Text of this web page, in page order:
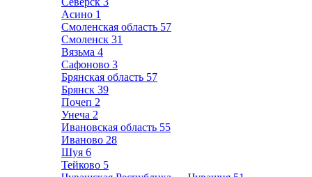
Асино 1
Смоленская область 57
Смоленск 31
Вязьма 4
Сафоново 3
Брянская область 57
Брянск 39
Почеп 2
Унеча 2
Ивановская область 55
Иваново 28
Шуя 6
Тейково 5